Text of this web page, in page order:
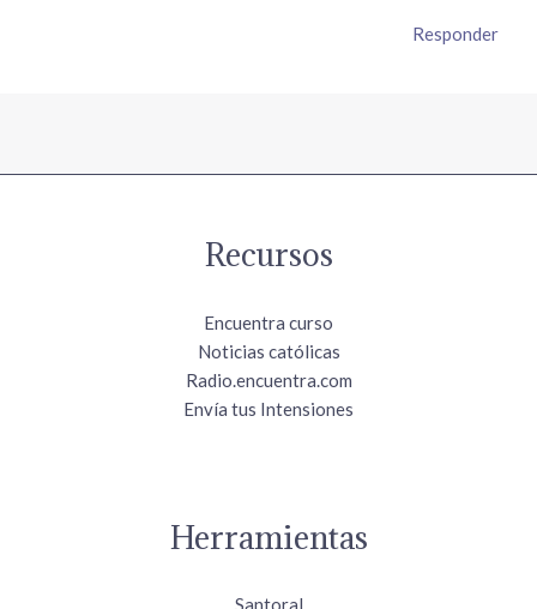
Responder
Recursos
Encuentra curso
Noticias católicas
Radio.encuentra.com
Envía tus Intensiones
Herramientas
Santoral